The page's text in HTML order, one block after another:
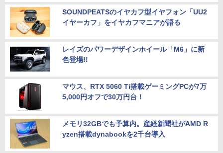
SOUNDPEATSのイヤカフ型イヤフォン「UU2
イヤーカフ」をイヤカフマニアが語る
レイズのパワーデザインホイール「M6」に新
色登場!!
マウス、RTX 5060 Ti搭載ゲーミングPCが7万
5,000円オフで30万円台！
メモリ32GBでも予算内。産経新聞社がAMD R
yzen搭載dynabookを2千台導入